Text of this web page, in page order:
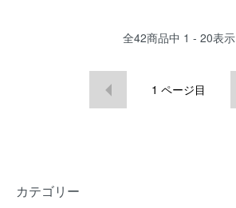
全42商品中 1 - 20表示
1 ページ目
カテゴリー